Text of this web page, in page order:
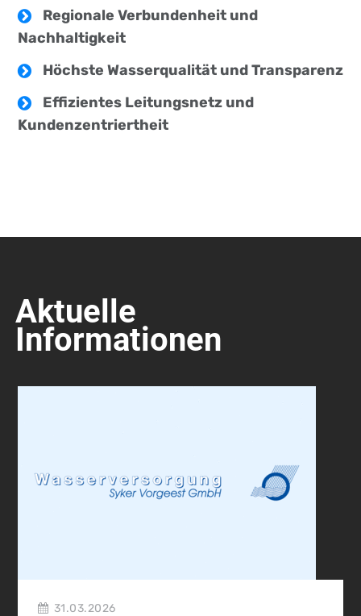
Regionale Verbundenheit und
Nachhaltigkeit
Höchste Wasserqualität und Transparenz
Effizientes Leitungsnetz und
Kundenzentriertheit
Aktuelle
Informationen
31.03.2026